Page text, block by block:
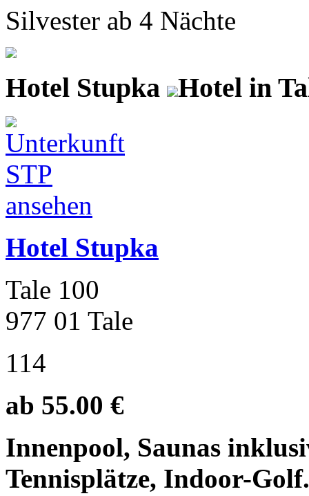
Silvester ab 4 Nächte
Hotel Stupka Hotel in
Hotel Stupka
Tale 100
977 01 Tale
114
ab 55.00 €
Innenpool, Saunas
Tennisplätze, Indoor-